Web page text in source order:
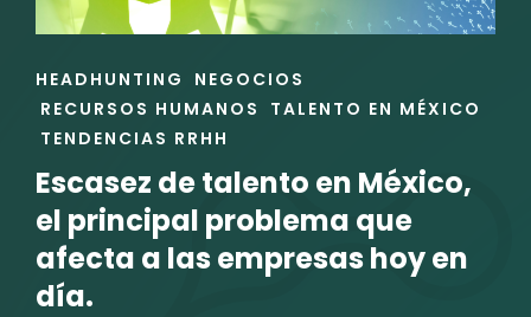
ENLACES
DE
LAS
CATEGORÍAS
HEADHUNTING
NEGOCIOS
RECURSOS HUMANOS
TALENTO EN MÉXICO
TENDENCIAS RRHH
Escasez de talento en México,
el principal problema que
afecta a las empresas hoy en
día.